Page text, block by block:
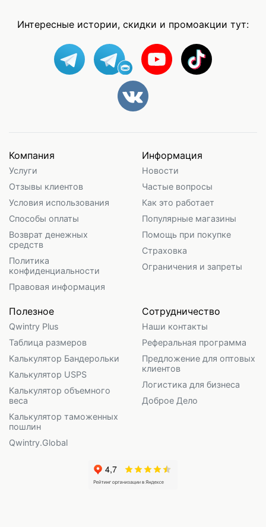
Интересные истории, скидки и промоакции тут:
Компания
Услуги
Отзывы клиентов
Условия использования
Способы оплаты
Возврат денежных
средств
Политика
конфиденциальности
Правовая информация
Информация
Новости
Частые вопросы
Как это работает
Популярные магазины
Помощь при покупке
Страховка
Ограничения и запреты
Полезное
Qwintry Plus
Таблица размеров
Калькулятор Бандерольки
Калькулятор USPS
Калькулятор объемного
веса
Калькулятор таможенных
пошлин
Qwintry.Global
Сотрудничество
Наши контакты
Реферальная программа
Предложение для оптовых
клиентов
Логистика для бизнеса
Доброе Дело